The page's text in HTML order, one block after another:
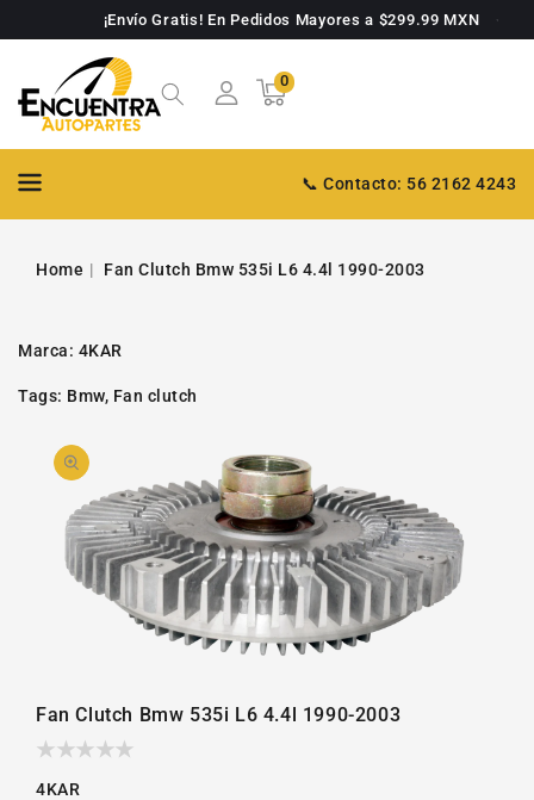
¡Envío Gratis! En Pedidos Mayores a $299.99 MXN
Carrito
00
artículos
📞 Contacto: 56 2162 4243
Home Fan Clutch Bmw 535i L6 4.4l 1990-2003
Marca: 4KAR
Tags: Bmw, Fan clutch
DE PRODUCTO
video
1
en
la
galería
Fan Clutch Bmw 535i L6 4.4l 1990-2003
4KAR